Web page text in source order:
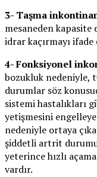
3- Taşma
mesaneden
idrar kaçırmayı ifade
4- Fonksiyonel
bozukluk nedeniyle,
durumlar söz
sistemi hastalıkları
yetişmesini
nedeniyle ortaya
şiddetli artrit
yeterince hızlı
vardır.